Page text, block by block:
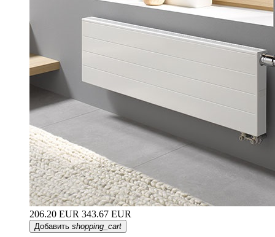
206.20 EUR 343.67 EUR
Добавить shopping_cart